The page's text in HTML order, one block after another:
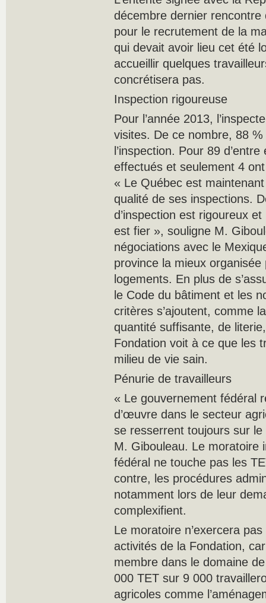
décembre dernier
pour le recrutement de la
qui devait avoir lieu cet été
accueillir quelques
concrétisera pas.
Inspection rigoureuse
Pour l’année 2013,
visites. De ce nombre, 88
l’inspection. Pour 89
effectués et seulement 4
« Le Québec est
qualité de ses inspections.
d’inspection est rigoureux
est fier », souligne M.
négociations avec le
province la mieux organisée
logements. En plus de
le Code du bâtiment et les
critères s’ajoutent, comme
quantité suffisante, de
Fondation voit à ce que les
milieu de vie sain.
Pénurie de travailleurs
« Le gouvernement fédéral
d’œuvre dans le secteur
se resserrent toujours sur
M. Gibouleau. Le moratoire
fédéral ne touche pas les
contre, les procédures
notamment lors de leur
complexifient.
Le moratoire n’exercera
activités de la Fondation,
membre dans le domaine
000 TET sur 9 000
agricoles comme